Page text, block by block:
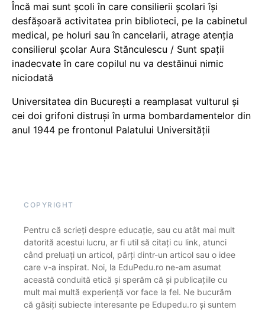
Încă mai sunt școli în care consilierii școlari își
desfășoară activitatea prin biblioteci, pe la cabinetul
medical, pe holuri sau în cancelarii, atrage atenția
consilierul școlar Aura Stănculescu / Sunt spații
inadecvate în care copilul nu va destăinui nimic
niciodată
Universitatea din București a reamplasat vulturul și
cei doi grifoni distruși în urma bombardamentelor din
anul 1944 pe frontonul Palatului Universității
COPYRIGHT
Pentru că scrieți despre educație, sau cu atât mai mult
datorită acestui lucru, ar fi util să citați cu link, atunci
când preluați un articol, părți dintr-un articol sau o idee
care v-a inspirat. Noi, la EduPedu.ro ne-am asumat
această conduită etică și sperăm că și publicațiile cu
mult mai multă experiență vor face la fel. Ne bucurăm
că găsiți subiecte interesante pe Edupedu.ro și suntem